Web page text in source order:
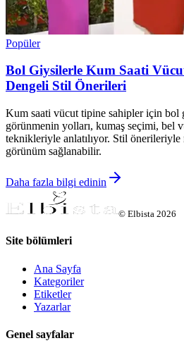
Popüler
Bol Giysilerle Kum Saati
Dengeli Stil Önerileri
Kum saati vücut tipine sahipler için bol
görünmenin yolları, kumaş seçimi, bel
teknikleriyle anlatılıyor. Stil önerileriyle
görünüm sağlanabilir.
Daha fazla bilgi edinin
© Elbista 2026
Site bölümleri
Ana Sayfa
Kategoriler
Etiketler
Yazarlar
Genel sayfalar